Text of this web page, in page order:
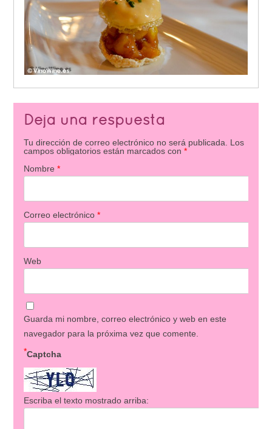
Deja una respuesta
Tu dirección de correo electrónico no será publicada.
Los
campos obligatorios están marcados con *
Nombre *
Correo electrónico *
Web
Guarda mi nombre, correo electrónico y web en este
navegador para la próxima vez que comente.
Captcha
*
Escriba el texto mostrado arriba: